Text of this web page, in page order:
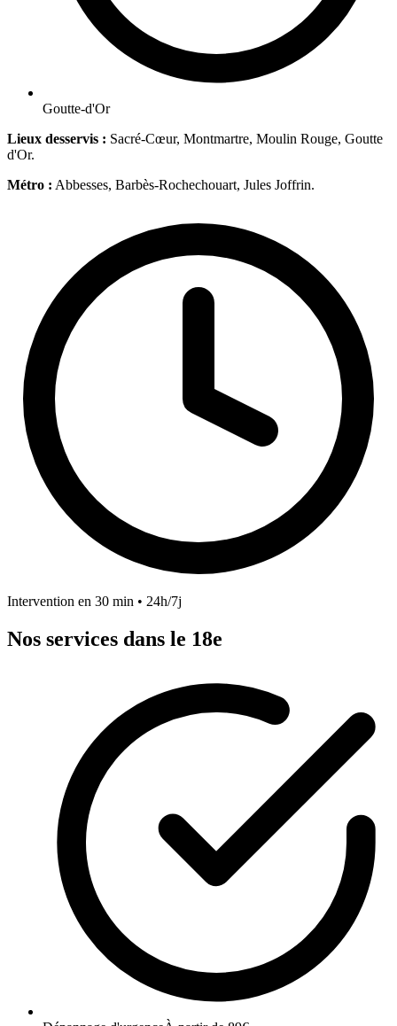
Goutte-d'Or
Lieux desservis : Sacré-Cœur, Montmartre, Moulin Rouge, Goutte
d'Or.
Métro : Abbesses, Barbès-Rochechouart, Jules Joffrin.
Intervention en 30 min • 24h/7j
Nos services dans le 18e